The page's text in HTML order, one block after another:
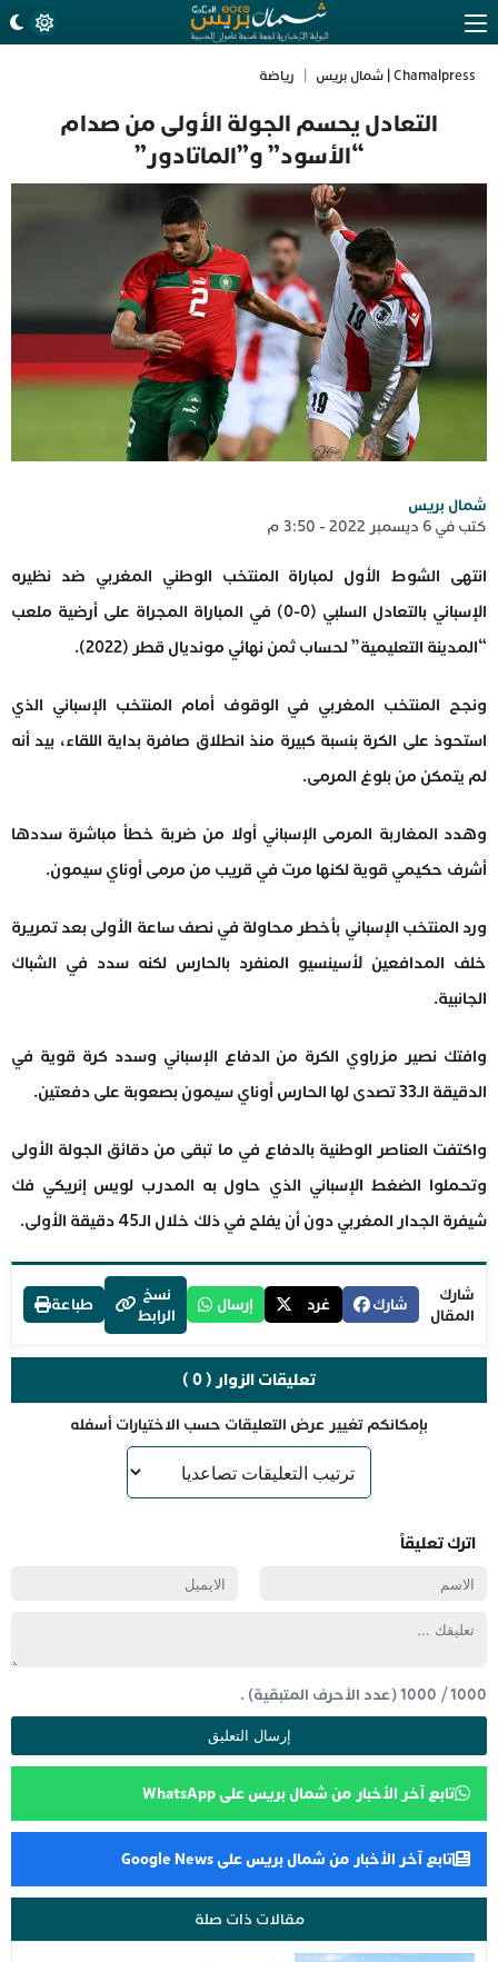
Chamalpress | شمال بريس رياضة
التعادل يحسم الجولة الأولى من صدام
“الأسود” و”الماتادور”
شمال بريس
كتب في 6 ديسمبر 2022 - 3:50 م
انتهى الشوط الأول لمباراة المنتخب الوطني المغربي ضد نظيره
الإسباني بالتعادل السلبي (0-0) في المباراة المجراة على أرضية ملعب
“المدينة التعليمية” لحساب ثمن نهائي مونديال قطر (2022).
ونجح المنتخب المغربي في الوقوف أمام المنتخب الإسباني الذي
استحوذ على الكرة بنسبة كبيرة منذ انطلاق صافرة بداية اللقاء، بيد أنه
لم يتمكن من بلوغ المرمى.
وهدد المغاربة المرمى الإسباني أولا من ضربة خطأ مباشرة سددها
أشرف حكيمي قوية لكنها مرت في قريب من مرمى أوناي سيمون.
ورد المنتخب الإسباني بأخطر محاولة في نصف ساعة الأولى بعد تمريرة
خلف المدافعين لأسينسيو المنفرد بالحارس لكنه سدد في الشباك
الجانبية.
وافتك نصير مزراوي الكرة من الدفاع الإسباني وسدد كرة قوية في
الدقيقة الـ33 تصدى لها الحارس أوناي سيمون بصعوبة على دفعتين.
واكتفت العناصر الوطنية بالدفاع في ما تبقى من دقائق الجولة الأولى
وتحملوا الضغط الإسباني الذي حاول به المدرب لويس إنريكي فك
شيفرة الجدار المغربي دون أن يفلح في ذلك خلال الـ45 دقيقة الأولى.
شارك
المقال
شارك غرد إرسال
نسخ
الرابط
طباعة
تعليقات الزوار ( 0 )
بإمكانكم تغيير عرض التعليقات حسب الاختيارات أسفله
اترك تعليقاً
1000
/
1000(عدد الأحرف المتبقية) .
تابع آخر الأخبار من شمال بريس على WhatsApp
تابع آخر الأخبار من شمال بريس على Google News
مقالات ذات صلة